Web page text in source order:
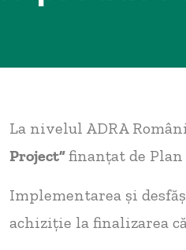
La nivelul ADRA
Project”finanțat de
Implementarea și
achiziție la finalizarea